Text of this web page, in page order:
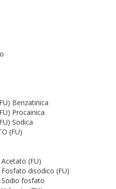
Benzatinica
Procainica
Sodica
(FU)
Acetato (FU)
Fosfato disodico (FU)
Sodio fosfato